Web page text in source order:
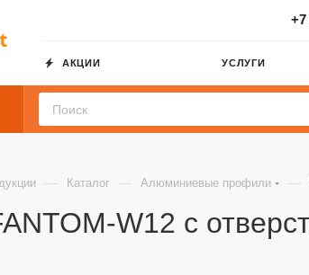
+7
АКЦИИ УСЛУГИ
— Каталог — Алюминиевые профили —
W12 с